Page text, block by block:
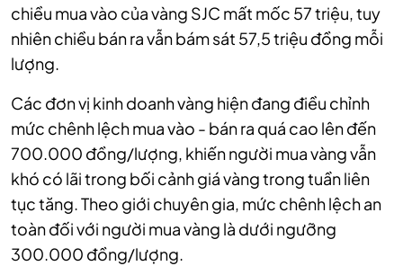
chiều mua vào của vàng SJC mất mốc 57 triệu, tuy
nhiên chiều bán ra vẫn bám sát 57,5 triệu đồng mỗi
lượng.
Các đơn vị kinh doanh vàng hiện đang điều chỉnh
mức chênh lệch mua vào - bán ra quá cao lên đến
700.000 đồng/lượng, khiến người mua vàng vẫn
khó có lãi trong bối cảnh giá vàng trong tuần liên
tục tăng. Theo giới chuyên gia, mức chênh lệch an
toàn đối với người mua vàng là dưới ngưỡng
300.000 đồng/lượng.